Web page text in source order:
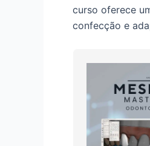
curso oferece
confecção e